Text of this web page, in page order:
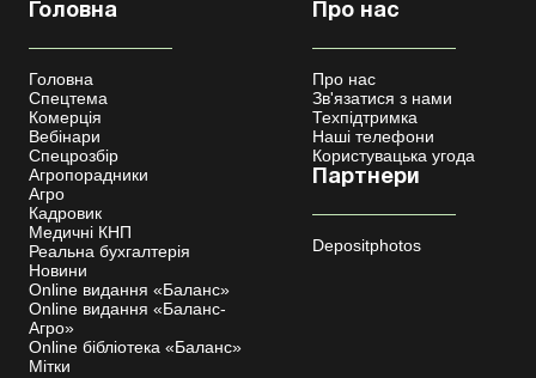
Головна
Головна
Спецтема
Комерція
Вебінари
Спецрозбір
Агропорадники
Агро
Кадровик
Медичні КНП
Реальна бухгалтерія
Новини
Online видання «Баланс»
Online видання «Баланс-
Агро»
Online бібліотека «Баланс»
Мітки
Про нас
Про нас
Зв'язатися з нами
Техпідтримка
Наші телефони
Користувацька угода
Партнери
Depositphotos